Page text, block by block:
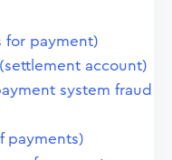
for payment)
account)
system fraud
payments)